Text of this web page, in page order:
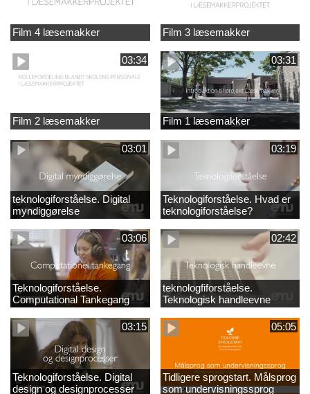
Film 4 læsemakker Film 3 læsemakker
03:34
Film 2 læsemakker
03:31
Film 1 læsemakker
03:01
teknologiforståelse. Digital
myndiggørelse
03:19
Teknologiforståelse. Hvad er
teknologiforståelse?
03:06
Teknologiforståelse.
Computational Tankegang
02:42
teknologfiforståelse.
Teknologisk handleevne
03:15
Teknologiforståelse. Digital
design og designprocesser
05:05
Tidligere sprogstart. Målsprog
som undervisningssprog